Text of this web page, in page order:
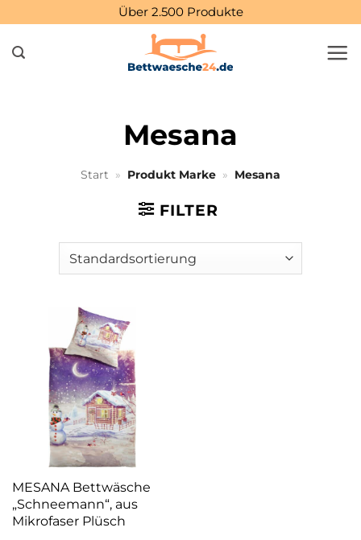
springen
Über 2.500 Produkte
Mesana
Start » Produkt Marke » Mesana
FILTER
MESANA Bettwäsche
„Schneemann“, aus
Mikrofaser Plüsch